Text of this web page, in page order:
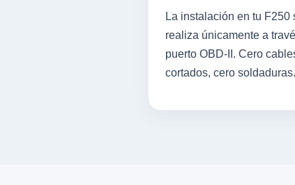
La instalación en tu F250
realiza únicamente a
puerto OBD-II. Cero
cortados, cero soldaduras.